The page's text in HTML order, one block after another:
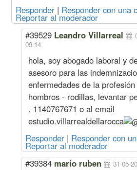
s/ago)
Oficial 1161
Medio Oficial
1071
Ayudante
983
Ago. 23
Especializado
Hora 1262
Oficial 1075
Medio Oficial
991
Ayudante
910
Sereno
Mes 165127
Oficial
Especializado
Hora 1158
Oficial 986
Medio Oficial
Ayudante
835
Responder | Responder con una
Reportar al moderador
#39529 Leandro Villarreal
09:14
hola, soy abogado laboral y
asesoro para las
enfermedades de la
hombros - rodillas, levantar
. 1140767671 o al email
estudio.villarrealdellarocca
Responder | Responder con
Reportar al moderador
#39384 mario ruben 31-05-